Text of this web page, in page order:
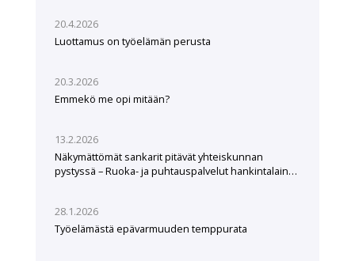
20.4.2026
Luottamus on työelämän perusta
20.3.2026
Emmekö me opi mitään?
13.2.2026
Näkymättömät sankarit pitävät yhteiskunnan
pystyssä – Ruoka- ja puhtauspalvelut hankintalain
28.1.2026
Työelämästä epävarmuuden temppurata